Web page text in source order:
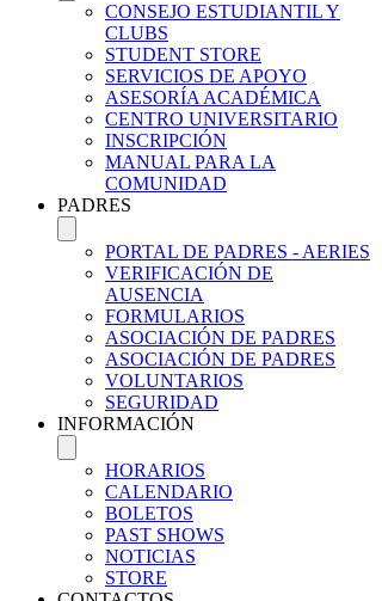
CONSEJO ESTUDIANTIL Y
CLUBS
STUDENT STORE
SERVICIOS DE APOYO
ASESORÍA ACADÉMICA
CENTRO UNIVERSITARIO
INSCRIPCIÓN
MANUAL PARA LA
COMUNIDAD
PADRES
PORTAL DE PADRES - AERIES
VERIFICACIÓN DE
AUSENCIA
FORMULARIOS
ASOCIACIÓN DE PADRES
ASOCIACIÓN DE PADRES
VOLUNTARIOS
SEGURIDAD
INFORMACIÓN
HORARIOS
CALENDARIO
BOLETOS
PAST SHOWS
NOTICIAS
STORE